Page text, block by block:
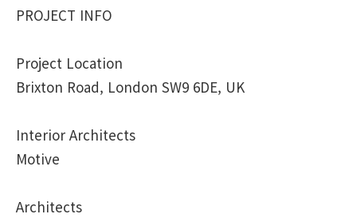
PROJECT INFO
Project Location
Brixton Road, London SW9 6DE, UK
Interior Architects
Motive
Architects